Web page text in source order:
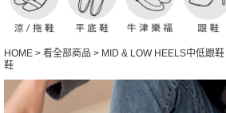
HOME > 看全部商品 > MID & LOW HEELS中低跟鞋
鞋